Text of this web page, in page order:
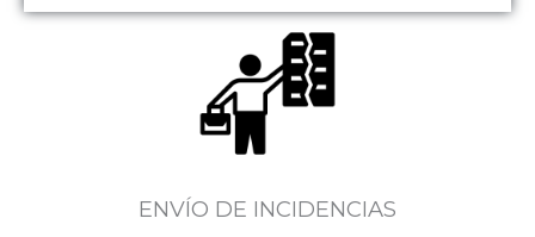
ENVÍO DE INCIDENCIAS